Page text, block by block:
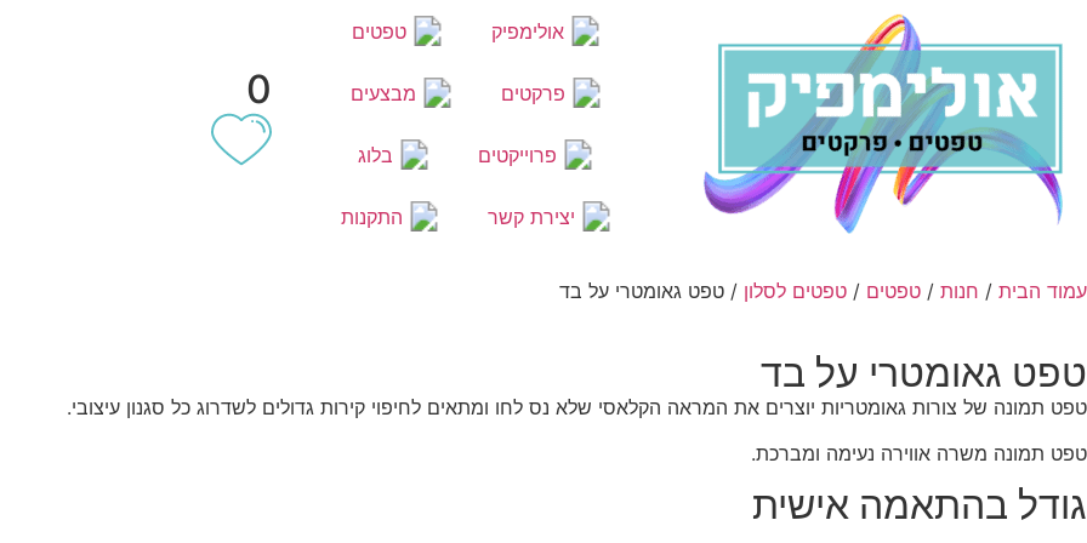
אולימפיק טפטים
פרקטים מבצעים
פרוייקטים בלוג
יצירת קשר התקנות
0
עמוד הבית / חנות / טפטים / טפטים לסלון / טפט גאומטרי על בד
טפט גאומטרי על בד
טפט תמונה של צורות גאומטריות יוצרים את המראה הקלאסי שלא נס לחו ומתאים לחיפוי קירות גדולים לשדרוג כל סגנון עיצובי.
טפט תמונה משרה אווירה נעימה ומברכת.
גודל בהתאמה אישית